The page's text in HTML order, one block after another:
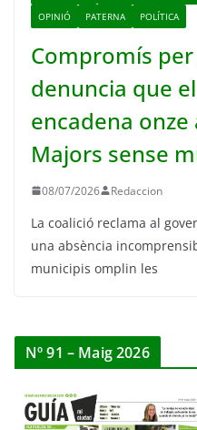
OPINIÓ
PATERNA POLÍTICA
Compromís
denuncia que
encadena onze
Majors sense
08/07/2026 Redaccion
La coalició reclama al
una absència
municipis omplin les
Nº 91 – Maig 2026